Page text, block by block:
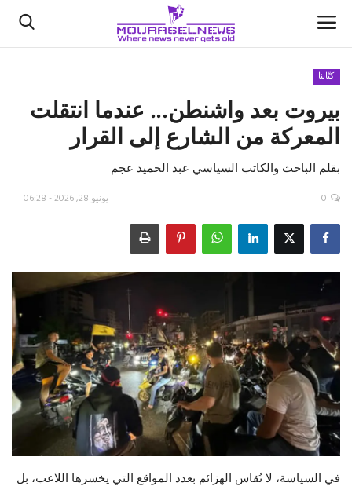
الأخبار
كتّابنا
اقتصاد
علوم وتكنولوجيا
رياضة
فيديو
حياة
كتّابنا
بيروت بعد واشنطن... عندما انتقلت
المعركة من الشارع إلى القرار
بقلم الباحث والكاتب السياسي عبد الحميد عجم
يونيو 28, 2026 - 06:28 0
في السياسة، لا تُقاس الهزائم بعدد المواقع التي يخسرها اللاعب، بل